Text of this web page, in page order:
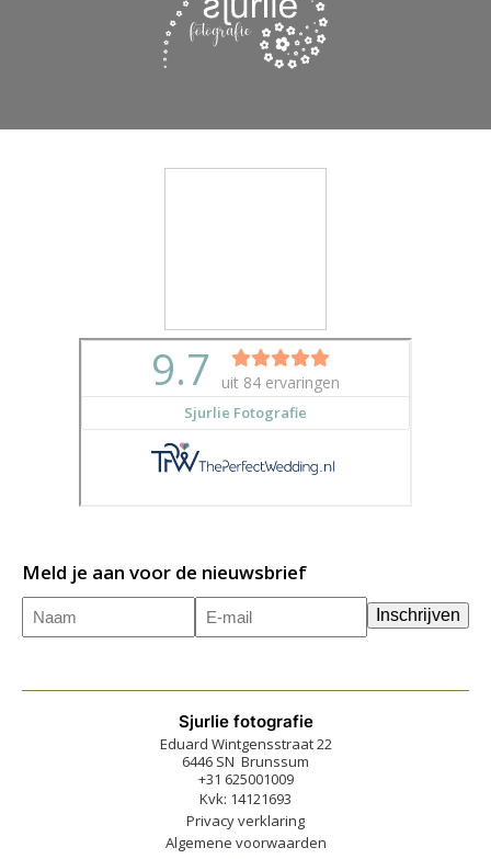
Meld je aan voor de nieuwsbrief
Naam
E-
mailadres(Vereist)
Inschrijven
Sjurlie fotografie
Eduard Wintgensstraat 22
6446 SN Brunssum
+31 625001009
Kvk: 14121693
Privacy verklaring
Algemene voorwaarden